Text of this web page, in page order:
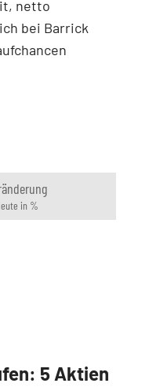
netto
bei Barrick
in %
5 Aktien